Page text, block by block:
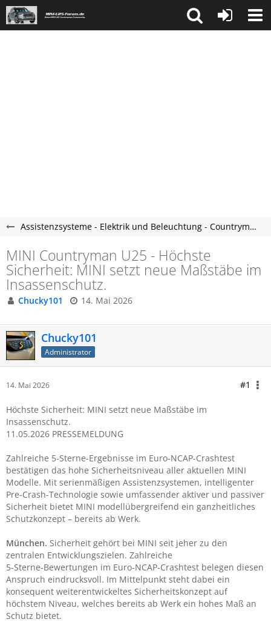
Assistenzsysteme - Elektrik und Beleuchtung - Countryman U25 Forum
MINI Countryman U25 - Höchste
Sicherheit: MINI setzt neue Maßstäbe im
Insassenschutz.
Chucky101 14. Mai 2026
Chucky101
Administrator
14. Mai 2026 #1
Höchste Sicherheit: MINI setzt neue Maßstäbe im
Insassenschutz.
11.05.2026 PRESSEMELDUNG
Zahlreiche 5-Sterne-Ergebnisse im Euro-NCAP-Crashtest
bestätigen das hohe Sicherheitsniveau aller aktuellen MINI
Modelle. Mit serienmäßigen Assistenzsystemen, intelligenter
Pre-Crash-Technologie sowie umfassender aktiver und passiver
Sicherheit bietet MINI modellübergreifend ein ganzheitliches
Schutzkonzept – bereits ab Werk.
München. Sicherheit gehört bei MINI seit jeher zu den
zentralen Entwicklungszielen. Zahlreiche
5‑Sterne‑Bewertungen im Euro‑NCAP‑Crashtest belegen diesen
Anspruch eindrucksvoll. Im Mittelpunkt steht dabei ein
konsequent weiterentwickeltes Sicherheitskonzept auf
höchstem Niveau, welches bereits ab Werk ein hohes Maß an
Schutz bietet.